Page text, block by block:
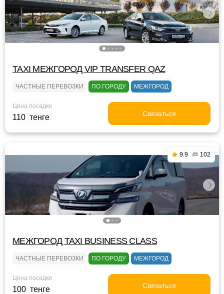
TAXI МЕЖГОРОД VIP TRANSFER QАZ
ЧАСТНЫЕ ПЕРЕВОЗКИ ПО ГОРОДУ МЕЖГОРОД
Цена посадки
110 тенге Связаться
9.9 102
МЕЖГОРОД TAXI BUSINESS CLASS
ЧАСТНЫЕ ПЕРЕВОЗКИ ПО ГОРОДУ МЕЖГОРОД
Цена посадки
100 тенге Связаться